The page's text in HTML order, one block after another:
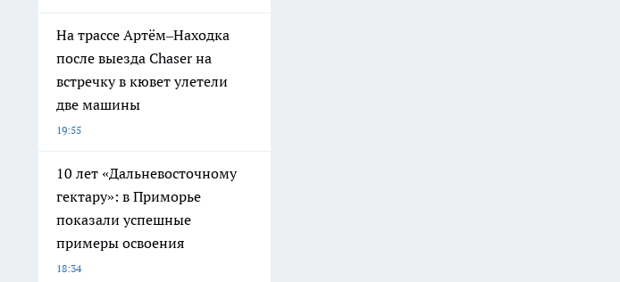
На трассе Артём–Находка
после выезда Chaser на
встречку в кювет улетели
две машины
19:55
10 лет «Дальневосточному
гектару»: в Приморье
показали успешные
примеры освоения
18:34